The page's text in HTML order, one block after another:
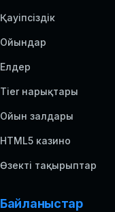
Қауіпсіздік
Ойындар
Елдер
Tier нарықтары
Ойын залдары
HTML5 казино
Өзекті тақырыптар
Байланыстар